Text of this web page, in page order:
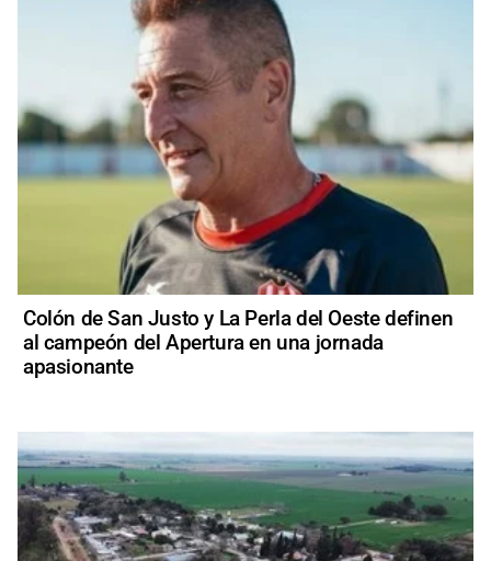
Colón de San Justo y La Perla del Oeste definen
al campeón del Apertura en una jornada
apasionante